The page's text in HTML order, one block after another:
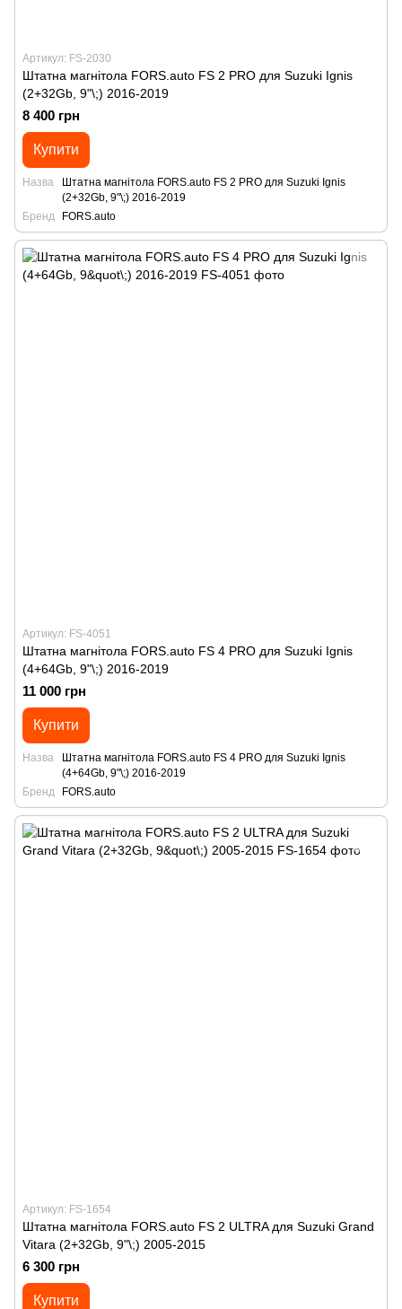
Артикул: FS-2030
Штатна магнітола FORS.auto FS 2 PRO для Suzuki Ignis
(2+32Gb, 9"\;) 2016-2019
8 400 грн
Купити
Назва
Штатна магнітола FORS.auto FS 2 PRO для Suzuki Ignis
(2+32Gb, 9"\;) 2016-2019
Бренд
FORS.auto
Артикул: FS-4051
Штатна магнітола FORS.auto FS 4 PRO для Suzuki Ignis
(4+64Gb, 9"\;) 2016-2019
11 000 грн
Купити
Назва
Штатна магнітола FORS.auto FS 4 PRO для Suzuki Ignis
(4+64Gb, 9"\;) 2016-2019
Бренд
FORS.auto
Артикул: FS-1654
Штатна магнітола FORS.auto FS 2 ULTRA для Suzuki Grand
Vitara (2+32Gb, 9"\;) 2005-2015
6 300 грн
Купити